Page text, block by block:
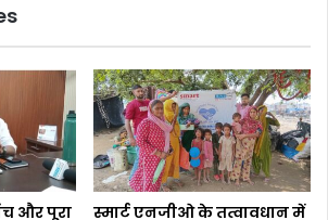
और पूरा
स्मार्ट एनजीओ के तत्वावधान में